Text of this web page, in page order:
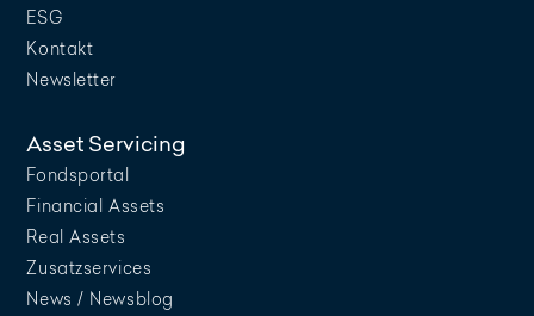
ESG
Kontakt
Newsletter
Asset Servicing
Fondsportal
Financial Assets
Real Assets
Zusatzservices
News / Newsblog